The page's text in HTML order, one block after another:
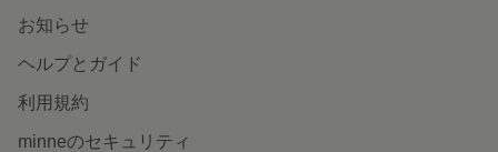
お知らせ
ヘルプとガイド
利用規約
minneのセキュリティ